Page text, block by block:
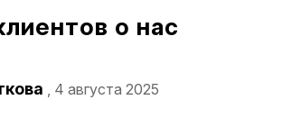
о нас
, 4 августа 2025